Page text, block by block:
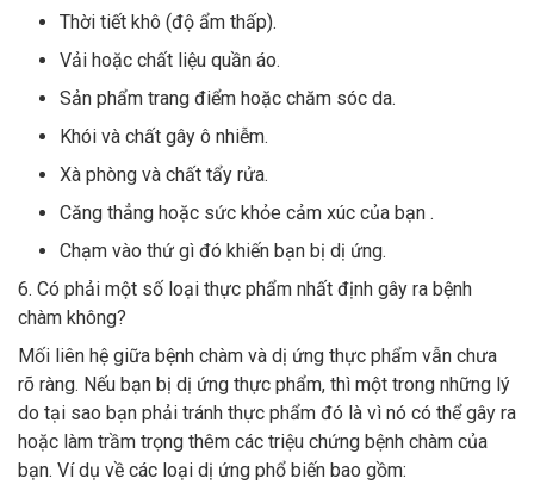
Thời tiết khô (độ ẩm thấp).
Vải hoặc chất liệu quần áo.
Sản phẩm trang điểm hoặc chăm sóc da.
Khói và chất gây ô nhiễm.
Xà phòng và chất tẩy rửa.
Căng thẳng hoặc sức khỏe cảm xúc của bạn .
Chạm vào thứ gì đó khiến bạn bị dị ứng.
6. Có phải một số loại thực phẩm nhất định gây ra bệnh
chàm không?
Mối liên hệ giữa bệnh chàm và dị ứng thực phẩm vẫn chưa
rõ ràng. Nếu bạn bị dị ứng thực phẩm, thì một trong những lý
do tại sao bạn phải tránh thực phẩm đó là vì nó có thể gây ra
hoặc làm trầm trọng thêm các triệu chứng bệnh chàm của
bạn. Ví dụ về các loại dị ứng phổ biến bao gồm: